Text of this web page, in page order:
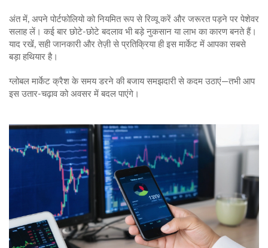
अंत में, अपने पोर्टफोलियो को नियमित रूप से रिव्यू करें और जरूरत पड़ने पर पेशेवर
सलाह लें। कई बार छोटे‑छोटे बदलाव भी बड़े नुकसान या लाभ का कारण बनते हैं।
याद रखें, सही जानकारी और तेज़ी से प्रतिक्रिया ही इस मार्केट में आपका सबसे
बड़ा हथियार है।
ग्लोबल मार्केट क्रैश के समय डरने की बजाय समझदारी से कदम उठाएं—तभी आप
इस उतार-चढ़ाव को अवसर में बदल पाएंगे।